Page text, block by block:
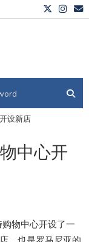
设新店
中心开
物中心开设了一